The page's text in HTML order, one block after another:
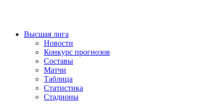
Высшая лига
Новости
Конкурс прогнозов
Составы
Матчи
Таблица
Статистика
Стадионы